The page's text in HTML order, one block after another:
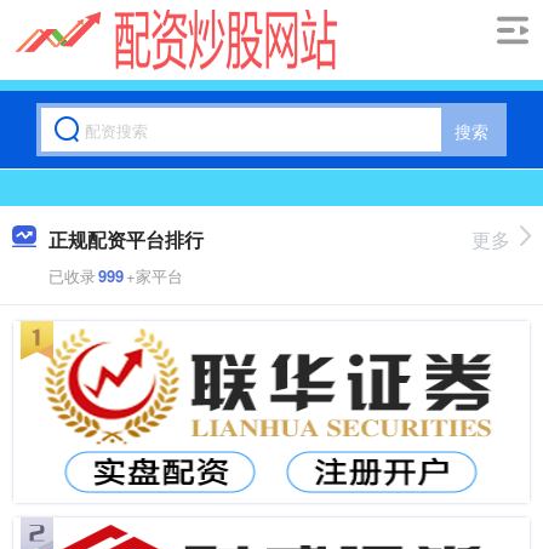
搜索
正规配资平台排行
已收录999+家平台
更多